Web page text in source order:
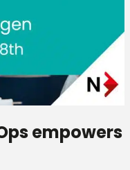
empowers